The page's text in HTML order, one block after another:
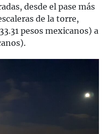
desde el pase más
de la torre,
pesos mexicanos) a